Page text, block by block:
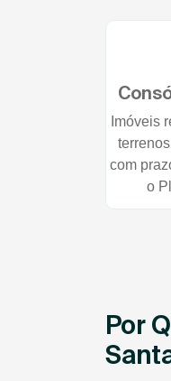
Imóveis
com
o
Por